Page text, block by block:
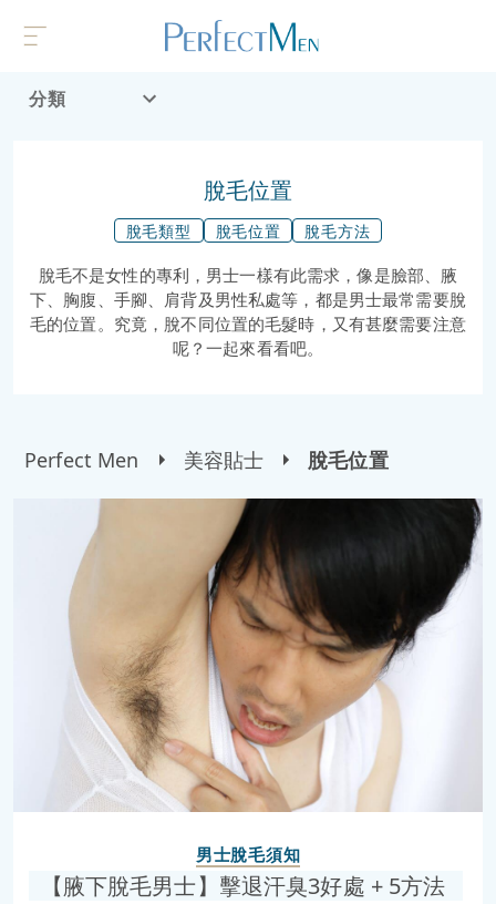
分類
脫毛位置
脫毛類型 脫毛位置 脫毛方法
脫毛不是女性的專利，男士一樣有此需求，像是臉部、腋
下、胸腹、手腳、肩背及男性私處等，都是男士最常需要脫
毛的位置。究竟，脫不同位置的毛髮時，又有甚麼需要注意
呢？一起來看看吧。
Perfect Men 美容貼士 脫毛位置
男士脫毛須知
【腋下脫毛男士】擊退汗臭3好處 + 5方法